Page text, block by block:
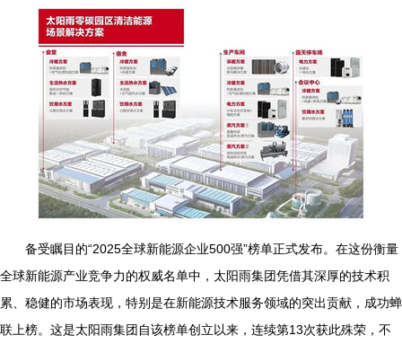
备受瞩目的“2025全球新能源企业500强”榜单正式发布。在这份衡量
全球新能源产业竞争力的权威名单中，太阳雨集团凭借其深厚的技术积
累、稳健的市场表现，特别是在新能源技术服务领域的突出贡献，成功蝉
联上榜。这是太阳雨集团自该榜单创立以来，连续第13次获此殊荣，不